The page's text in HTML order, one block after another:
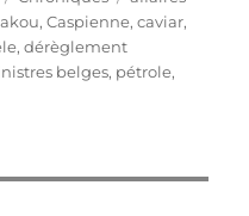
,Caspienne,caviar,
,dérèglement
belges, pétrole,